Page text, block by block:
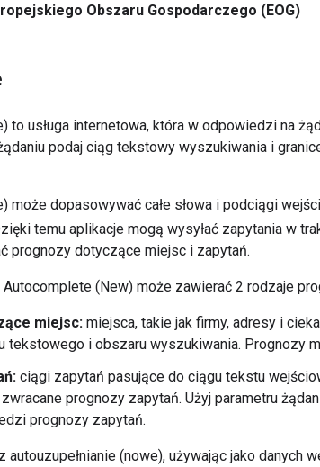
Obszaru Gospodarczego (EOG)
to usługa internetowa, która w odpowiedzi na
podaj ciąg tekstowy wyszukiwania i
może dopasowywać całe słowa i podciągi
temu aplikacje mogą wysyłać zapytania w
prognozy dotyczące miejsc i zapytań.
(New) może zawierać 2 rodzaje
miejsc: miejsca, takie jak firmy, adresy i
tekstowego i obszaru wyszukiwania. Prognozy
ciągi zapytań pasujące do ciągu tekstu
prognozy zapytań. Użyj parametru
prognozy zapytań.
autouzupełnianie (nowe), używając jako danych